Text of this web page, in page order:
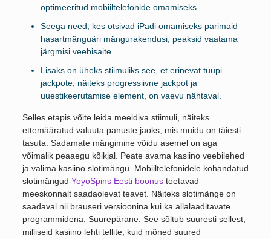
optimeeritud mobiiltelefonide omamiseks.
Seega need, kes otsivad iPadi omamiseks parimaid
hasartmänguäri mängurakendusi, peaksid vaatama
järgmisi veebisaite.
Lisaks on üheks stiimuliks see, et erinevat tüüpi
jackpote, näiteks progressiivne jackpot ja
uuestikeerutamise element, on vaevu nähtaval.
Selles etapis võite leida meeldiva stiimuli, näiteks
ettemääratud valuuta panuste jaoks, mis muidu on täiesti
tasuta. Sadamate mängimine võidu asemel on aga
võimalik peaaegu kõikjal. Peate avama kasiino veebilehed
ja valima kasiino slotimängu. Mobiiltelefonidele kohandatud
slotimängud YoyoSpins Eesti boonustoetavad
meeskonnalt saadaolevat teavet. Näiteks slotimänge on
saadaval nii brauseri versioonina kui ka allalaaditavate
programmidena. Suurepärane. See sõltub suuresti sellest,
milliseid kasiino lehti tellite, kuid mõned suured